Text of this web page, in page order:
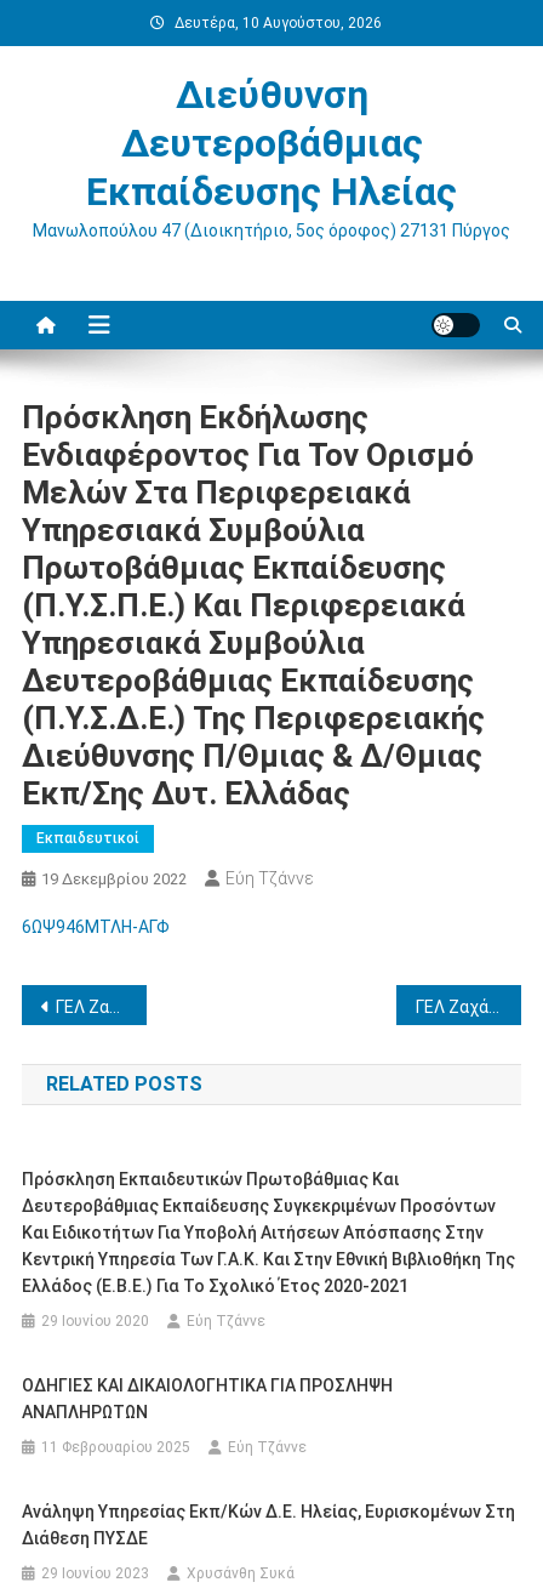
στο
Δευτέρα, 10 Αυγούστου, 2026
Διεύθυνση
Δευτεροβάθμιας
Εκπαίδευσης Ηλείας
Μανωλοπούλου 47 (Διοικητήριο, 5ος όροφος) 27131 Πύργος
Πρόσκληση Εκδήλωσης
Ενδιαφέροντος Για Τον Ορισμό
Μελών Στα Περιφερειακά
Υπηρεσιακά Συμβούλια
Πρωτοβάθμιας Εκπαίδευσης
(Π.Υ.Σ.Π.Ε.) Και Περιφερειακά
Υπηρεσιακά Συμβούλια
Δευτεροβάθμιας Εκπαίδευσης
(Π.Υ.Σ.Δ.Ε.) Της Περιφερειακής
Διεύθυνσης Π/θμιας & Δ/θμιας
Εκπ/σης Δυτ. Ελλάδας
Εκπαιδευτικοί
19 Δεκεμβρίου 2022 Εύη Τζάννε
6ΩΨ946ΜΤΛΗ-ΑΓΦ
Πλοήγηση
άρθρων
ΓΕΛ Ζαχάρως – Εκπαιδευτική επίσκεψη στα Ιωάννινα 15-18 Μαρτίου 2023
RELATED POSTS
Πρόσκληση Εκπαιδευτικών Πρωτοβάθμιας Και
Δευτεροβάθμιας Εκπαίδευσης Συγκεκριμένων Προσόντων
Και Ειδικοτήτων Για Υποβολή Αιτήσεων Απόσπασης Στην
Κεντρική Υπηρεσία Των Γ.Α.Κ. Και Στην Εθνική Βιβλιοθήκη Της
Ελλάδος (Ε.Β.Ε.) Για Το Σχολικό Έτος 2020-2021
29 Ιουνίου 2020 Εύη Τζάννε
ΟΔΗΓΙΕΣ ΚΑΙ ΔΙΚΑΙΟΛΟΓΗΤΙΚΑ ΓΙΑ ΠΡΟΣΛΗΨΗ
ΑΝΑΠΛΗΡΩΤΩΝ
11 Φεβρουαρίου 2025 Εύη Τζάννε
Ανάληψη Υπηρεσίας Εκπ/κών Δ.Ε. Ηλείας, Ευρισκομένων Στη
Διάθεση ΠΥΣΔΕ
29 Ιουνίου 2023 Χρυσάνθη Συκά